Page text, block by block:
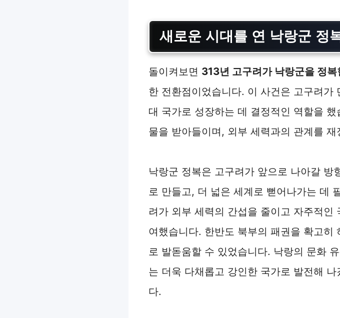
새로운 시대를 연 낙랑군 정
돌이켜보면 313년 고구려가 낙랑군을 정복
한 전환점이었습니다. 이 사건은 고구려가
대 국가로 성장하는 데 결정적인 역할을
물을 받아들이며, 외부 세력과의 관계를
낙랑군 정복은 고구려가 앞으로 나아갈 방
로 만들고, 더 넓은 세계로 뻗어나가는 데
려가 외부 세력의 간섭을 줄이고 자주적인
여했습니다. 한반도 북부의 패권을 확고
로 발돋움할 수 있었습니다. 낙랑의 문화
는 더욱 다채롭고 강인한 국가로 발전해
다.